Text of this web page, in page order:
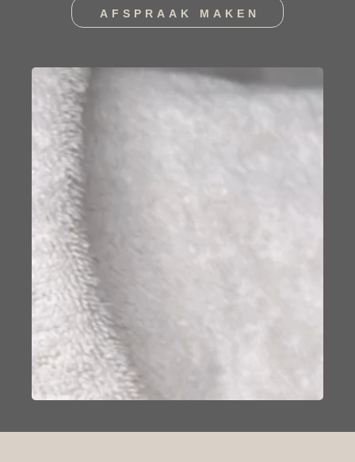
AFSPRAAK MAKEN